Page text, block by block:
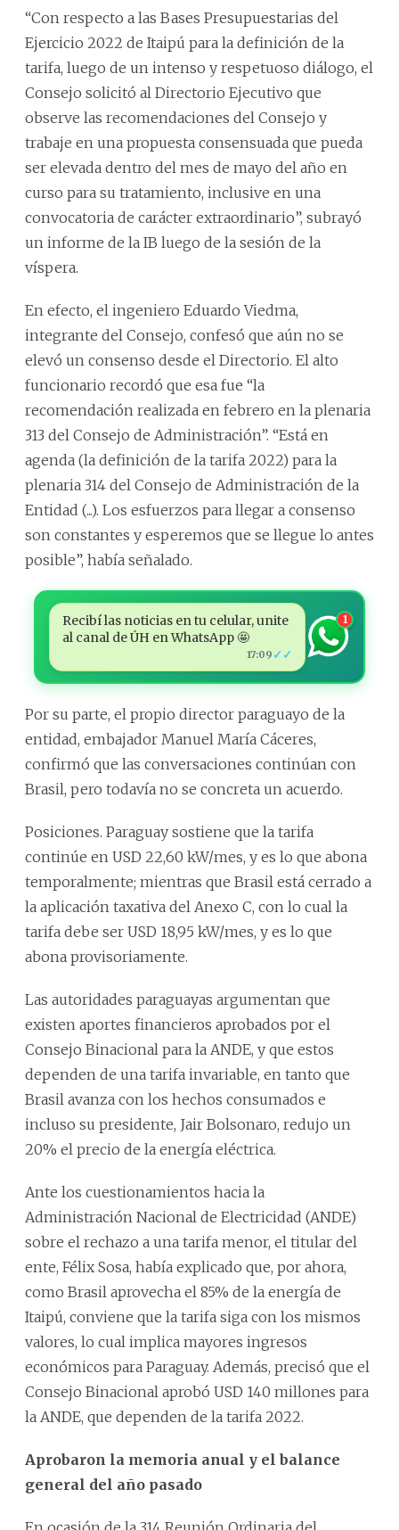
“Con respecto a las Bases Presupuestarias del
Ejercicio 2022 de Itaipú para la definición de la
tarifa, luego de un intenso y respetuoso diálogo, el
Consejo solicitó al Directorio Ejecutivo que
observe las recomendaciones del Consejo y
trabaje en una propuesta consensuada que pueda
ser elevada dentro del mes de mayo del año en
curso para su tratamiento, inclusive en una
convocatoria de carácter extraordinario”, subrayó
un informe de la IB luego de la sesión de la
víspera.
En efecto, el ingeniero Eduardo Viedma,
integrante del Consejo, confesó que aún no se
elevó un consenso desde el Directorio. El alto
funcionario recordó que esa fue “la
recomendación realizada en febrero en la plenaria
313 del Consejo de Administración”. “Está en
agenda (la definición de la tarifa 2022) para la
plenaria 314 del Consejo de Administración de la
Entidad (...). Los esfuerzos para llegar a consenso
son constantes y esperemos que se llegue lo antes
posible”, había señalado.
Recibí las noticias en tu celular, unite
al canal de ÚH en WhatsApp 🤩
17:09 ✓✓
1
Por su parte, el propio director paraguayo de la
entidad, embajador Manuel María Cáceres,
confirmó que las conversaciones continúan con
Brasil, pero todavía no se concreta un acuerdo.
Posiciones. Paraguay sostiene que la tarifa
continúe en USD 22,60 kW/mes, y es lo que abona
temporalmente; mientras que Brasil está cerrado a
la aplicación taxativa del Anexo C, con lo cual la
tarifa debe ser USD 18,95 kW/mes, y es lo que
abona provisoriamente.
Las autoridades paraguayas argumentan que
existen aportes financieros aprobados por el
Consejo Binacional para la ANDE, y que estos
dependen de una tarifa invariable, en tanto que
Brasil avanza con los hechos consumados e
incluso su presidente, Jair Bolsonaro, redujo un
20% el precio de la energía eléctrica.
Ante los cuestionamientos hacia la
Administración Nacional de Electricidad (ANDE)
sobre el rechazo a una tarifa menor, el titular del
ente, Félix Sosa, había explicado que, por ahora,
como Brasil aprovecha el 85% de la energía de
Itaipú, conviene que la tarifa siga con los mismos
valores, lo cual implica mayores ingresos
económicos para Paraguay. Además, precisó que el
Consejo Binacional aprobó USD 140 millones para
la ANDE, que dependen de la tarifa 2022.
Aprobaron la memoria anual y el balance
general del año pasado